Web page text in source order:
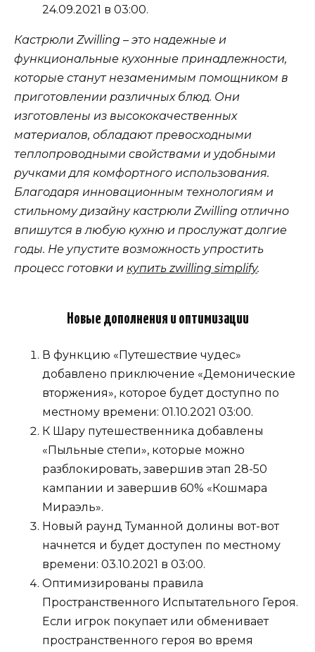
24.09.2021 в 03:00.
Кастрюли Zwilling – это надежные и
функциональные кухонные принадлежности,
которые станут незаменимым помощником в
приготовлении различных блюд. Они
изготовлены из высококачественных
материалов, обладают превосходными
теплопроводными свойствами и удобными
ручками для комфортного использования.
Благодаря инновационным технологиям и
стильному дизайну кастрюли Zwilling отлично
впишутся в любую кухню и прослужат долгие
годы. Не упустите возможность упростить
процесс готовки и купить zwilling simplify.
Новые дополнения и оптимизации
В функцию «Путешествие чудес»
добавлено приключение «Демонические
вторжения», которое будет доступно по
местному времени: 01.10.2021 03:00.
К Шару путешественника добавлены
«Пыльные степи», которые можно
разблокировать, завершив этап 28-50
кампании и завершив 60% «Кошмара
Мираэль».
Новый раунд Туманной долины вот-вот
начнется и будет доступен по местному
времени: 03.10.2021 в 03:00.
Оптимизированы правила
Пространственного Испытательного Героя.
Если игрок покупает или обменивает
пространственного героя во время